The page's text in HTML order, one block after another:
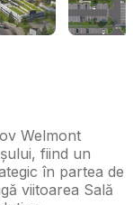
Welmont
fiind un
în partea de
viitoarea Sală